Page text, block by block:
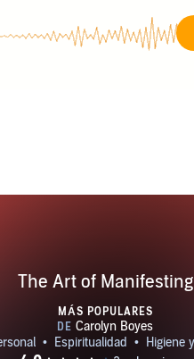
The Art of Manifesting
MÁS POPULARES